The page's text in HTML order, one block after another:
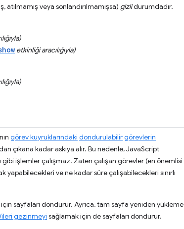
veya sonlandırılmamışsa) gizlidurumdadır.
etkinliği aracılığıyla)
görev kuyruklarındaki dondurulabilirgörevlerin
çıkana kadar askıya alır. Bu nedenle, JavaScript
gibi işlemler çalışmaz. Zaten çalışan görevler (en önemlisi
ve ne kadar süre çalışabilecekleri sınırlı
için sayfaları dondurur. Ayrıca, tam sayfa yeniden yükleme
gezinmeyi sağlamak için de sayfaları dondurur.